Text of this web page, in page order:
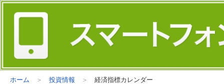
ホーム 投資情報 経済指標カレンダー